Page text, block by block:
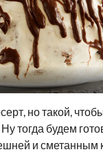
но такой,
тогда будем
и сметанным